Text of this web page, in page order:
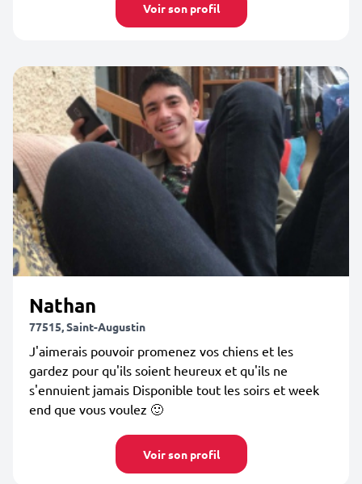
Voir son profil
Nathan
77515, Saint-Augustin
J'aimerais pouvoir promenez vos chiens et les
gardez pour qu'ils soient heureux et qu'ils ne
s'ennuient jamais Disponible tout les soirs et week
end que vous voulez 🙂
Voir son profil